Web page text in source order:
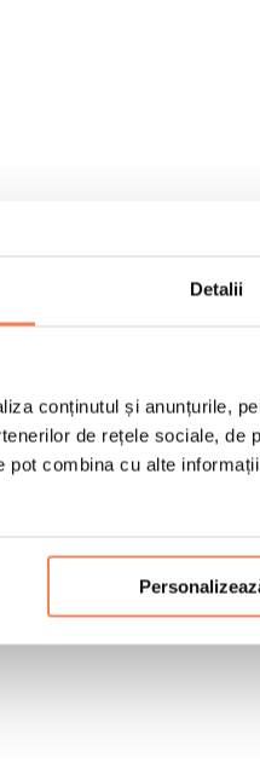
Detalii
conținutul și anunțurile,
de rețele sociale,
pot combina cu alte